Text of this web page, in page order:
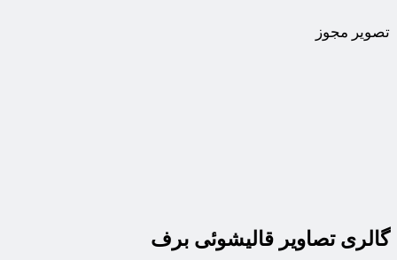
تصویر مجوز
گالری تصاویر قالیشوئی برف